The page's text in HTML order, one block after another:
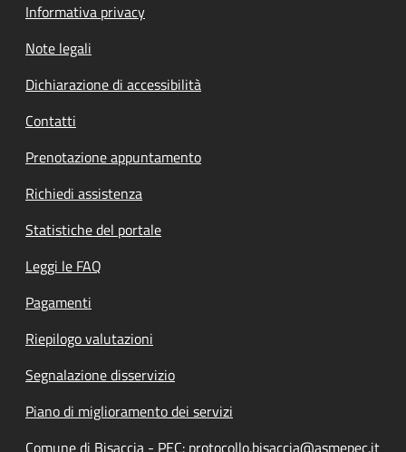
Informativa privacy
Note legali
Dichiarazione di accessibilità
Contatti
Prenotazione appuntamento
Richiedi assistenza
Statistiche del portale
Leggi le FAQ
Pagamenti
Riepilogo valutazioni
Segnalazione disservizio
Piano di miglioramento dei servizi
Comune di Bisaccia - PEC: protocollo.bisaccia@asmepec.it